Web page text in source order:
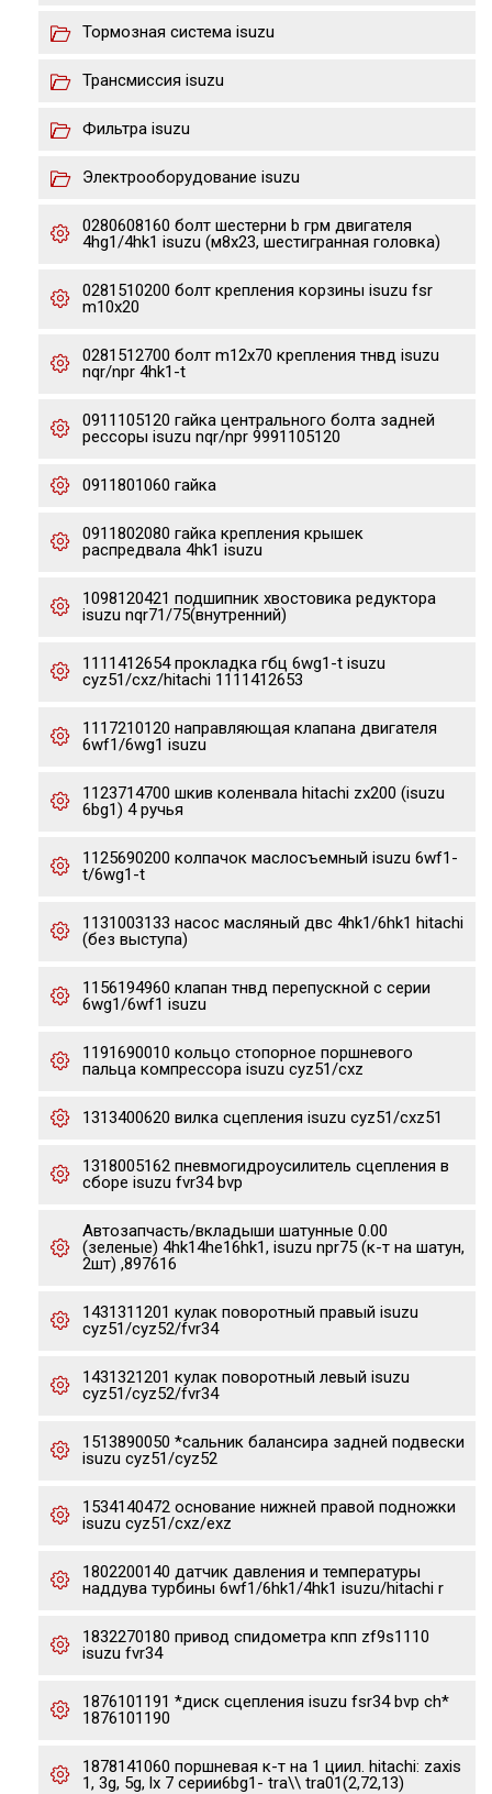
Тормозная система isuzu
Трансмиссия isuzu
Фильтра isuzu
Электрооборудование isuzu
0280608160 болт шестерни b грм двигателя
4hg1/4hk1 isuzu (м8х23, шестигранная головка)
0281510200 болт крепления корзины isuzu fsr
m10x20
0281512700 болт m12x70 крепления тнвд isuzu
nqr/npr 4hk1-t
0911105120 гайка центрального болта задней
рессоры isuzu nqr/npr 9991105120
0911801060 гайка
0911802080 гайка крепления крышек
распредвала 4hk1 isuzu
1098120421 подшипник хвостовика редуктора
isuzu nqr71/75(внутренний)
1111412654 прокладка гбц 6wg1-t isuzu
cyz51/cxz/hitachi 1111412653
1117210120 направляющая клапана двигателя
6wf1/6wg1 isuzu
1123714700 шкив коленвала hitachi zx200 (isuzu
6bg1) 4 ручья
1125690200 колпачок маслосъемный isuzu 6wf1-
t/6wg1-t
1131003133 насос масляный двс 4hk1/6hk1 hitachi
(без выступа)
1156194960 клапан тнвд перепускной с серии
6wg1/6wf1 isuzu
1191690010 кольцо стопорное поршневого
пальца компрессора isuzu cyz51/cxz
1313400620 вилка сцепления isuzu cyz51/cxz51
1318005162 пневмогидроусилитель сцепления в
сборе isuzu fvr34 bvp
Автозапчасть/вкладыши шатунные 0.00
(зеленые) 4hk14he16hk1, isuzu npr75 (к-т на шатун,
2шт) ,897616
1431311201 кулак поворотный правый isuzu
cyz51/cyz52/fvr34
1431321201 кулак поворотный левый isuzu
cyz51/cyz52/fvr34
1513890050 *сальник балансира задней подвески
isuzu cyz51/cyz52
1534140472 основание нижней правой подножки
isuzu cyz51/cxz/exz
1802200140 датчик давления и температуры
наддува турбины 6wf1/6hk1/4hk1 isuzu/hitachi r
1832270180 привод спидометра кпп zf9s1110
isuzu fvr34
1876101191 *диск сцепления isuzu fsr34 bvp ch*
1876101190
1878141060 поршневая к-т на 1 циил. hitachi: zaxis
1, 3g, 5g, lx 7 серии6bg1- tra\\ tra01(2,72,13)